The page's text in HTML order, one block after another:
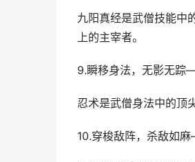
九阳真经是武僧技能中
上的主宰者。
9.瞬移身法，无影无
忍术是武僧身法中的顶
10.穿梭敌阵，杀敌如